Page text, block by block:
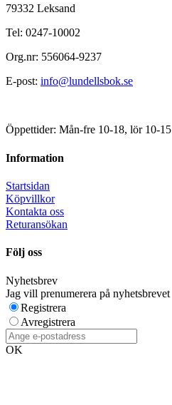
79332 Leksand
Tel: 0247-10002
Org.nr: 556064-9237
E-post: info@lundellsbok.se
Öppettider: Mån-fre 10-18, lör 10-15
Information
Startsidan
Köpvillkor
Kontakta oss
Returansökan
Följ oss
Nyhetsbrev
Jag vill prenumerera på nyhetsbrevet
Registrera
Avregistrera
OK